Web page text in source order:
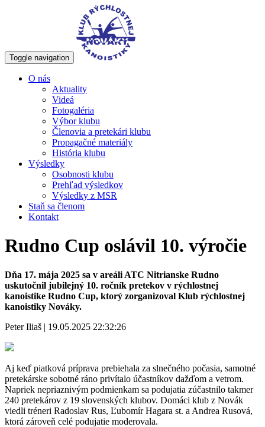
Toggle navigation
O nás
Aktuality
Videá
Fotogaléria
Výbor klubu
Členovia a pretekári klubu
Propagačné materiály
História klubu
Výsledky
Osobnosti klubu
Prehľad výsledkov
Výsledky z MSR
Staň sa členom
Kontakt
Rudno Cup oslávil 10. výročie
Dňa 17. mája 2025 sa v areáli ATC Nitrianske Rudno
uskutočnil jubilejný 10. ročník pretekov v rýchlostnej
kanoistike Rudno Cup, ktorý zorganizoval Klub rýchlostnej
kanoistiky Nováky.
Peter Iliaš | 19.05.2025 22:32:26
Aj keď piatková príprava prebiehala za slnečného počasia, samotné
pretekárske sobotné ráno privítalo účastníkov dažďom a vetrom.
Napriek nepriaznivým podmienkam sa podujatia zúčastnilo takmer
240 pretekárov z 19 slovenských klubov. Domáci klub z Novák
viedli tréneri Radoslav Rus, Ľubomír Hagara st. a Andrea Rusová,
ktorá zároveň celé podujatie moderovala.